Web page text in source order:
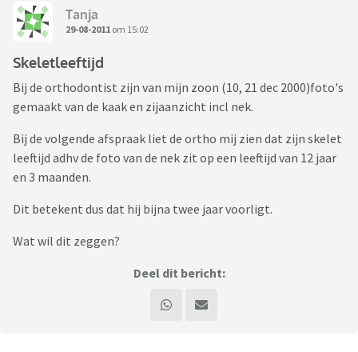
Tanja
29-08-2011 om 15:02
Skeletleeftijd
Bij de orthodontist zijn van mijn zoon (10, 21 dec 2000)foto's
gemaakt van de kaak en zijaanzicht incl nek.
Bij de volgende afspraak liet de ortho mij zien dat zijn skelet
leeftijd adhv de foto van de nek zit op een leeftijd van 12 jaar
en 3 maanden.
Dit betekent dus dat hij bijna twee jaar voorligt.
Wat wil dit zeggen?
Deel dit bericht: